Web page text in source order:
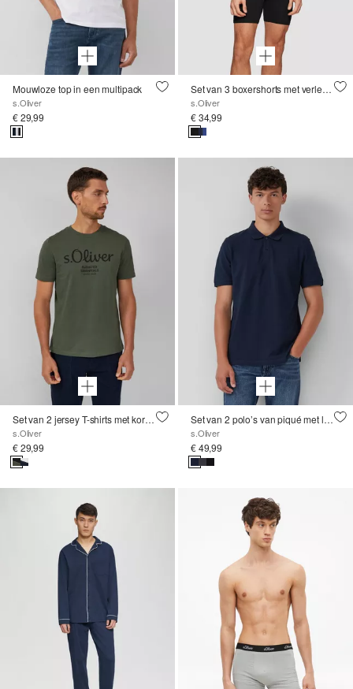
Mouwloze top in een multipack
s.Oliver
€ 29,99
Set van 3 boxershorts met verlengde pijpen
s.Oliver
€ 34,99
Set van 2 jersey T-shirts met korte mouwen en ronde hals
s.Oliver
€ 29,99
Set van 2 polo’s van piqué met logo
s.Oliver
€ 49,99